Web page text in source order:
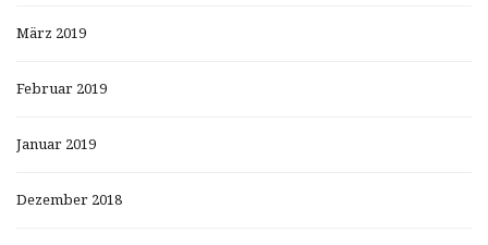
März 2019
Februar 2019
Januar 2019
Dezember 2018